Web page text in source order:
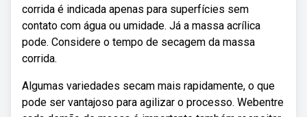
corrida é indicada apenas para superfícies sem
contato com água ou umidade. Já a massa acrílica
pode. Considere o tempo de secagem da massa
corrida.
Algumas variedades secam mais rapidamente, o que
pode ser vantajoso para agilizar o processo. Webentre